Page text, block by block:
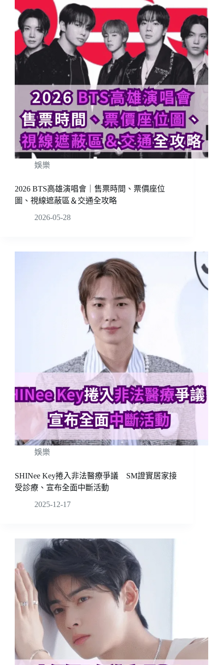
娛樂
2026 BTS高雄演唱會｜售票時間、票價座位
圖、視線遮蔽區＆交通全攻略
2026-05-28
娛樂
SHINee Key捲入非法醫療爭議 SM證實居家接
受診療、宣布全面中斷活動
2025-12-17